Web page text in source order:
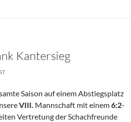
Kantersieg
Saison auf einem Abstiegsplatz
VIII. Mannschaft mit einem6:2-
Vertretung der Schachfreunde